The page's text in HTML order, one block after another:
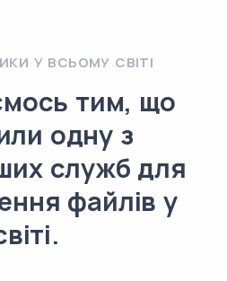
У ВСЬОМУ СВІТІ
тим, що
одну з
служб для
файлів у